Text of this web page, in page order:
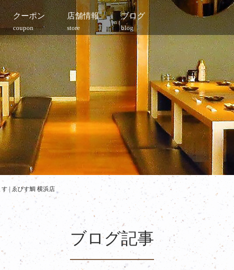
クーポン
coupon
店舗情報
store
ブログ
blog
| ゑびす鯛 横浜店
ブログ記事